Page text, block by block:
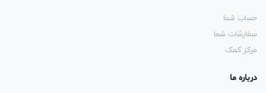
حساب شما
سفارشات شما
مرکز کمک
درباره ما